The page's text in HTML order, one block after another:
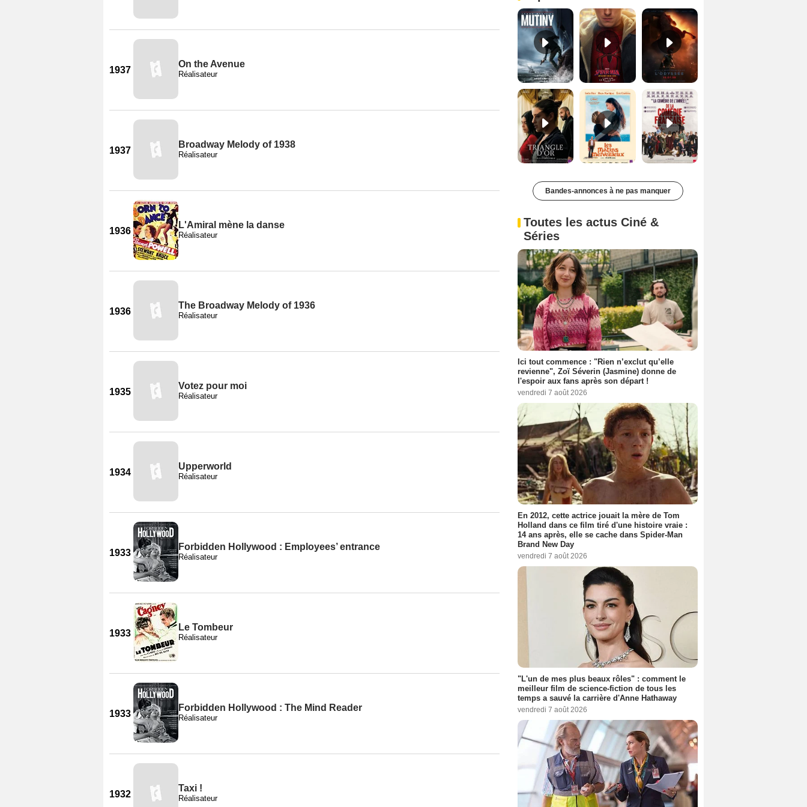
1937
On the Avenue
Réalisateur
1937
Broadway Melody of 1938
Réalisateur
1936
L'Amiral mène la danse
Réalisateur
1936
The Broadway Melody of 1936
Réalisateur
1935
Votez pour moi
Réalisateur
1934
Upperworld
Réalisateur
1933
Forbidden Hollywood : Employees’ entrance
Réalisateur
1933
Le Tombeur
Réalisateur
1933
Forbidden Hollywood : The Mind Reader
Réalisateur
1932
Taxi !
Réalisateur
Le Triangle d'or Bande-annonce VF De la Comédie-Française Teaser VF
Bandes-annonces à ne pas manquer
Toutes les actus Ciné &
Séries
Ici tout commence : "Rien n’exclut qu’elle
revienne", Zoï Séverin (Jasmine) donne de
l'espoir aux fans après son départ !
vendredi 7 août 2026
En 2012, cette actrice jouait la mère de Tom
Holland dans ce film tiré d'une histoire vraie :
14 ans après, elle se cache dans Spider-Man
Brand New Day
vendredi 7 août 2026
"L'un de mes plus beaux rôles" : comment le
meilleur film de science-fiction de tous les
temps a sauvé la carrière d'Anne Hathaway
vendredi 7 août 2026